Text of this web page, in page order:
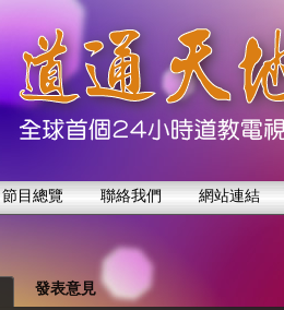
節目總覽 聯絡我們 網站連結
發表意見